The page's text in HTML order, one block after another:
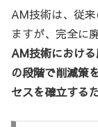
AM技術は、従
ますが、完全に
AM技術におけ
の段階で削減策
セスを確立する